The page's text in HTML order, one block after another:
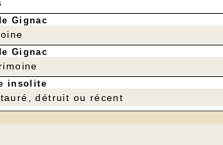
Gignac
Gignac
insolite
détruit ou récent